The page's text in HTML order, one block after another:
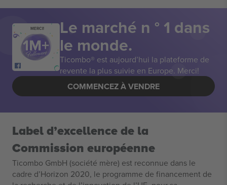
MERCI! Le marché n ° 1 dans
le monde.
Ticombo® est aujourd’hui la plateforme de
revente la plus suivie en Europe. Merci!
COMMENCEZ À VENDRE
Label d’excellence de la
Commission européenne
Ticombo GmbH (société mère) est reconnue dans le
cadre d’Horizon 2020, le programme de financement de